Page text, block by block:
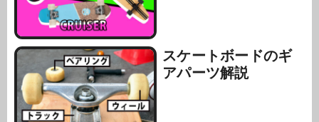
スケートボードのギ
アパーツ解説